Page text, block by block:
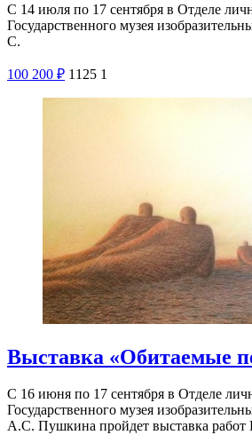
С 14 июля по 17 сентября в Отделе
Государственного музея
С.
100 200 ₽ 1125 1
Выставка «Обитаемые
С 16 июня по 17 сентября в Отделе
Государственного музея
А.С. Пушкина пройдет выставка